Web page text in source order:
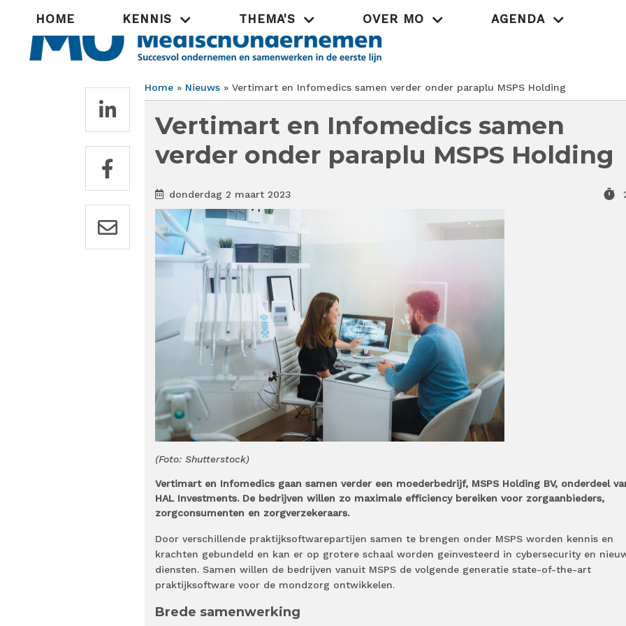
Hoofdnavigatie
HOME KENNIS THEMA'S OVER MO AGENDA
Home Nieuws Vertimart en Infomedics samen verder onder paraplu MSPS Holding
Vertimart en Infomedics samen
verder onder paraplu MSPS Holding
donderdag 2 maart 2023 timer
(Foto: Shutterstock)
Vertimart en Infomedics gaan samen verder een moederbedrijf, MSPS Holding BV, onderdeel
HAL Investments. De bedrijven willen zo maximale efficiency bereiken voor zorgaanbieders,
zorgconsumenten en zorgverzekeraars.
Door verschillende praktijksoftwarepartijen samen te brengen onder MSPS worden kennis en
krachten gebundeld en kan er op grotere schaal worden geïnvesteerd in cybersecurity en
diensten. Samen willen de bedrijven vanuit MSPS de volgende generatie state-of-the-art
praktijksoftware voor de mondzorg ontwikkelen.
Brede samenwerking